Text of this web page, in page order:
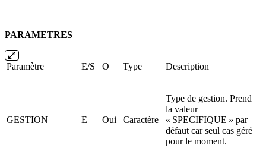
PARAMETRES
Paramètre E/S O Type Description
GESTION E Oui Caractère
Type de gestion. Prend
la valeur
« SPECIFIQUE » par
défaut car seul cas géré
pour le moment.